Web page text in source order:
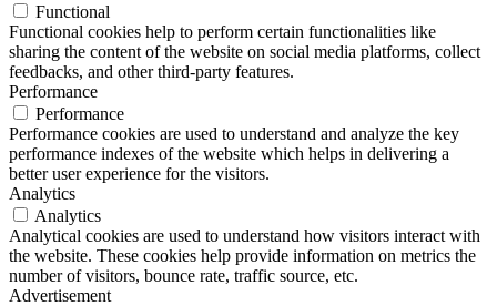
Functional
Functional cookies help to perform certain functionalities like
sharing the content of the website on social media platforms, collect
feedbacks, and other third-party features.
Performance
Performance
Performance cookies are used to understand and analyze the key
performance indexes of the website which helps in delivering a
better user experience for the visitors.
Analytics
Analytics
Analytical cookies are used to understand how visitors interact with
the website. These cookies help provide information on metrics the
number of visitors, bounce rate, traffic source, etc.
Advertisement